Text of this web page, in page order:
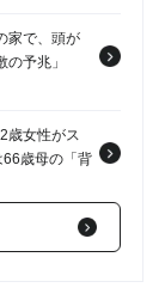
家で、頭が
予兆」
歳女性がス
66歳母の「背
ひと言。家
られた日